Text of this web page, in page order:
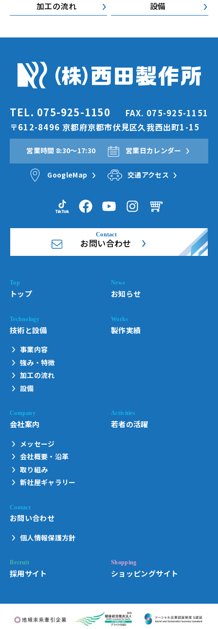
加工の流れ
設備
TEL. 075-925-1150
FAX. 075-925-1151
〒612-8496 京都府京都市伏見区久我西出町1-15
営業時間 8:30〜17:30 営業日カレンダー
GoogleMap 交通アクセス
お問い合わせ
トップ お知らせ
技術と設備
事業内容
強み・特徴
加工の流れ
設備
製作実績
会社案内
メッセージ
会社概要・沿革
取り組み
新社屋ギャラリー
若者の活躍
お問い合わせ
個人情報保護方針
採用サイト ショッピングサイト